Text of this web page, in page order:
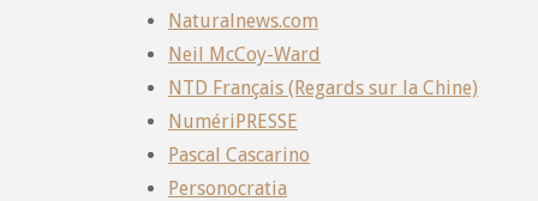
Naturalnews.com
Neil McCoy-Ward
NTD Français (Regards sur la Chine)
NumériPRESSE
Pascal Cascarino
Personocratia